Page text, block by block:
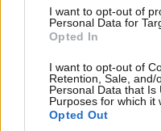
I want to opt-out of
Personal Data for
Opted In
I want to opt-out of
Retention, Sale, and/
Personal Data that Is
Purposes for which it
Opted Out